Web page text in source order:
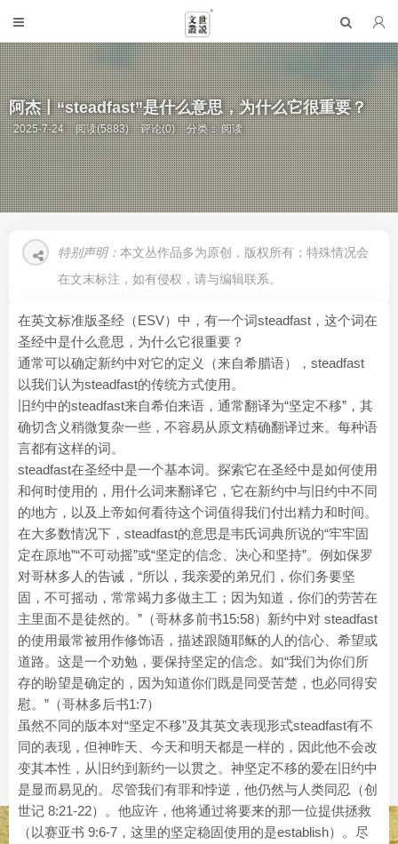
阿杰丨“steadfast”是什么意思，为什么它很重要？
2025-7-24 阅读(5883) 评论(0) 分类：阅读
特别声明： 本文丛作品多为原创，版权所有；特殊情况会
在文末标注，如有侵权，请与编辑联系。
在英文标准版圣经（ESV）中，有一个词steadfast，这个词在
圣经中是什么意思，为什么它很重要？
通常可以确定新约中对它的定义（来自希腊语），steadfast
以我们认为steadfast的传统方式使用。
旧约中的steadfast来自希伯来语，通常翻译为“坚定不移”，其
确切含义稍微复杂一些，不容易从原文精确翻译过来。每种语
言都有这样的词。
steadfast在圣经中是一个基本词。探索它在圣经中是如何使用
和何时使用的，用什么词来翻译它，它在新约中与旧约中不同
的地方，以及上帝如何看待这个词值得我们付出精力和时间。
在大多数情况下，steadfast的意思是韦氏词典所说的“牢牢固
定在原地”“不可动摇”或“坚定的信念、决心和坚持”。例如保罗
对哥林多人的告诫，“所以，我亲爱的弟兄们，你们务要坚
固，不可摇动，常常竭力多做主工；因为知道，你们的劳苦在
主里面不是徒然的。”（哥林多前书15:58）新约中对 steadfast
的使用最常被用作修饰语，描述跟随耶稣的人的信心、希望或
道路。这是一个劝勉，要保持坚定的信念。如“我们为你们所
存的盼望是确定的，因为知道你们既是同受苦楚，也必同得安
慰。”（哥林多后书1:7）
虽然不同的版本对“坚定不移”及其英文表现形式steadfast有不
同的表现，但神昨天、今天和明天都是一样的，因此他不会改
变其本性，从旧约到新约一以贯之。神坚定不移的爱在旧约中
是显而易见的。尽管我们有罪和悖逆，他仍然与人类同忍（创
世记 8:21-22）。他应许，他将通过将要来的那一位提供拯救
（以赛亚书 9:6-7，这里的坚定稳固使用的是establish）。尽